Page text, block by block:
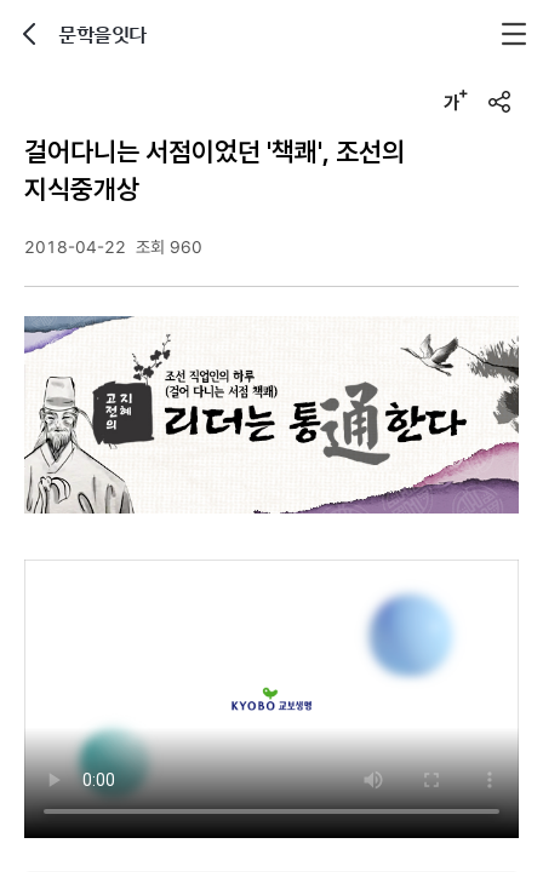
문학을잇다
u
걸어다니는 서점이었던 '책쾌', 조선의
지식중개상
2018-04-22 조회 960